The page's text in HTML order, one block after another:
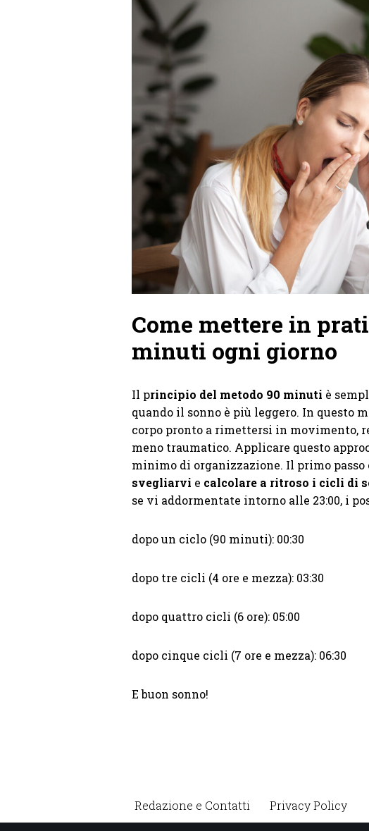
Come mettere in
minuti ogni giorno
Il principio del metodo 90 minuti è
quando il sonno è più leggero. In questo
corpo pronto a rimettersi in movimento,
meno traumatico. Applicare questo
minimo di organizzazione. Il primo passo
svegliarvi e calcolare a ritroso i cicli di
se vi addormentate intorno alle 23:00, i
dopo un ciclo (90 minuti): 00:30
dopo tre cicli (4 ore e mezza): 03:30
dopo quattro cicli (6 ore): 05:00
dopo cinque cicli (7 ore e mezza): 06:30
E buon sonno!
Redazione e Contatti Privacy Policy